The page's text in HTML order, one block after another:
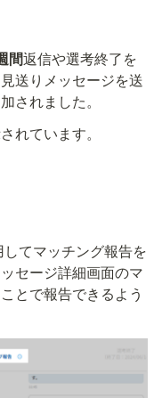
間返信や選考終了を
送りメッセージを送
されました。
れています。
てマッチング報告を
セージ詳細画面のマ
とで報告できるよう